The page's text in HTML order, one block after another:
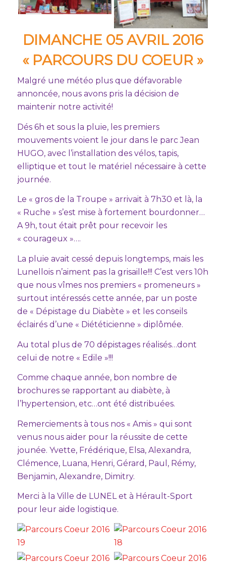
DIMANCHE 05 AVRIL 2016
« PARCOURS DU COEUR »
Malgré une météo plus que défavorable
annoncée, nous avons pris la décision de
maintenir notre activité!
Dés 6h et sous la pluie, les premiers
mouvements voient le jour dans le parc Jean
HUGO, avec l’installation des vélos, tapis,
elliptique et tout le matériel nécessaire à cette
journée.
Le « gros de la Troupe » arrivait à 7h30 et là, la
« Ruche » s’est mise à fortement bourdonner…
A 9h, tout était prêt pour recevoir les
« courageux »….
La pluie avait cessé depuis longtemps, mais les
Lunellois n’aiment pas la grisaille!!! C’est vers 10h
que nous vîmes nos premiers « promeneurs »
surtout intéressés cette année, par un poste
de « Dépistage du Diabète » et les conseils
éclairés d’une « Diététicienne » diplômée.
Au total plus de 70 dépistages réalisés…dont
celui de notre « Edile »!!!
Comme chaque année, bon nombre de
brochures se rapportant au diabète, à
l’hypertension, etc…ont été distribuées.
Remerciements à tous nos « Amis » qui sont
venus nous aider pour la réussite de cette
jounée. Yvette, Frédérique, Elsa, Alexandra,
Clémence, Luana, Henri, Gérard, Paul, Rémy,
Benjamin, Alexandre, Dimitry.
Merci à la Ville de LUNEL et à Hérault-Sport
pour leur aide logistique.